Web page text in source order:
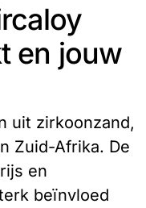
en jouw
uit zirkoonzand,
Zuid-Afrika. De
en
beïnvloed